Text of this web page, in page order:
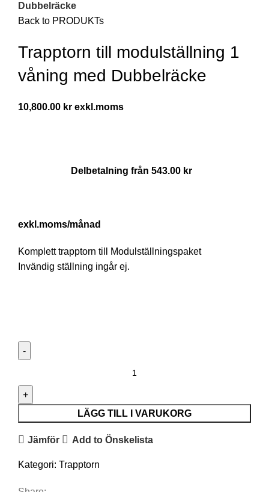
Dubbelräcke
Back to PRODUKTs
Trapptorn till modulställning 1
våning med Dubbelräcke
10,800.00 kr
Delbetalning från 543.00 kr
/månad
Komplett trapptorn till Modulställningspaket
Invändig ställning ingår ej.
LÄGG TILL I VARUKORG
Jämför Add to Önskelista
Kategori: Trapptorn